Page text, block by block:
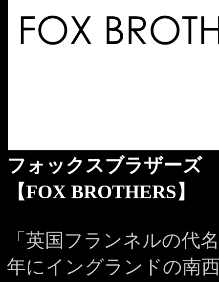
フォックスブラザーズ
【FOX BROTHERS】
「英国フランネルの代
年にイングランドの南